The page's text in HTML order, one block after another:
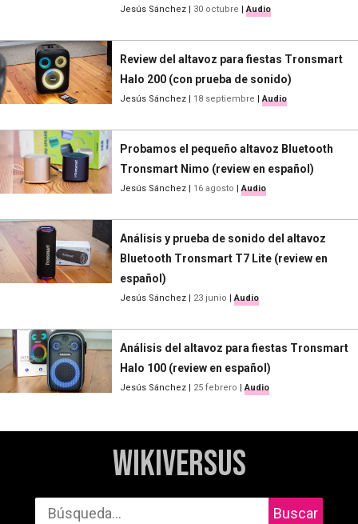
Jesús Sánchez 30 octubre |Audio
Review del altavoz para fiestas Tronsmart
Halo 200 (con prueba de sonido)
Jesús Sánchez 18 septiembre |Audio
Probamos el pequeño altavoz Bluetooth
Tronsmart Nimo (review en español)
Jesús Sánchez 16 agosto |Audio
Análisis y prueba de sonido del altavoz
Bluetooth Tronsmart T7 Lite (review en
español)
Jesús Sánchez 23 junio |Audio
Análisis del altavoz para fiestas Tronsmart
Halo 100 (review en español)
Jesús Sánchez 25 febrero |Audio
WikiVersus
Buscar